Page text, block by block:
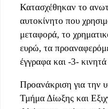
Κατασχέθηκαν το
αυτοκίνητο που
μεταφορά, το
ευρώ, τα
έγγραφα και -3-
Προανάκριση για την
Τμήμα Δίωξης και